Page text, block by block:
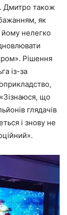
Дмитро також
як
йому нелегко
Рішення
із-за
«Зізнаюся, що
глядачів
і знову не